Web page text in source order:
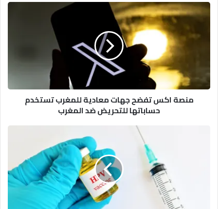
منصة
اكس
جهات
حساباتها
للتحريض
منصة اكس تفضح جهات معادية للمغرب تستخدم
حساباتها للتحريض ضد المغرب